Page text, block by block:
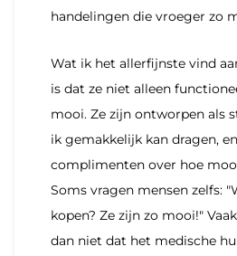
handelingen die vroeger zo
Wat ik het allerfijnste vind
is dat ze niet alleen
mooi. Ze zijn ontworpen als
ik gemakkelijk kan dragen,
complimenten over hoe
Soms vragen mensen zelfs:
kopen? Ze zijn zo mooi!"
dan niet dat het medische